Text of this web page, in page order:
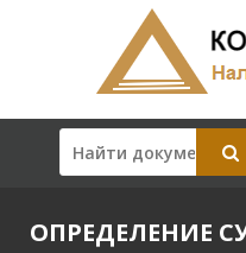
ОПРЕДЕЛЕНИЕ